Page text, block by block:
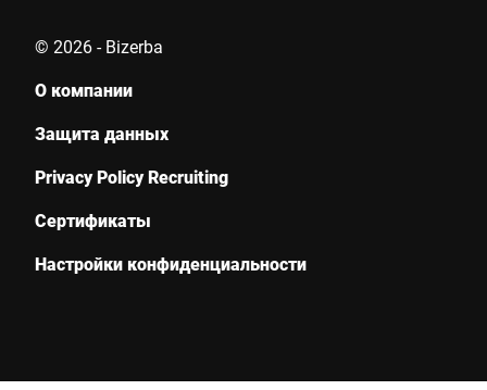
© 2026 - Bizerba
О компании
Защита данных
Privacy Policy Recruiting
Сертификаты
Настройки конфиденциальности